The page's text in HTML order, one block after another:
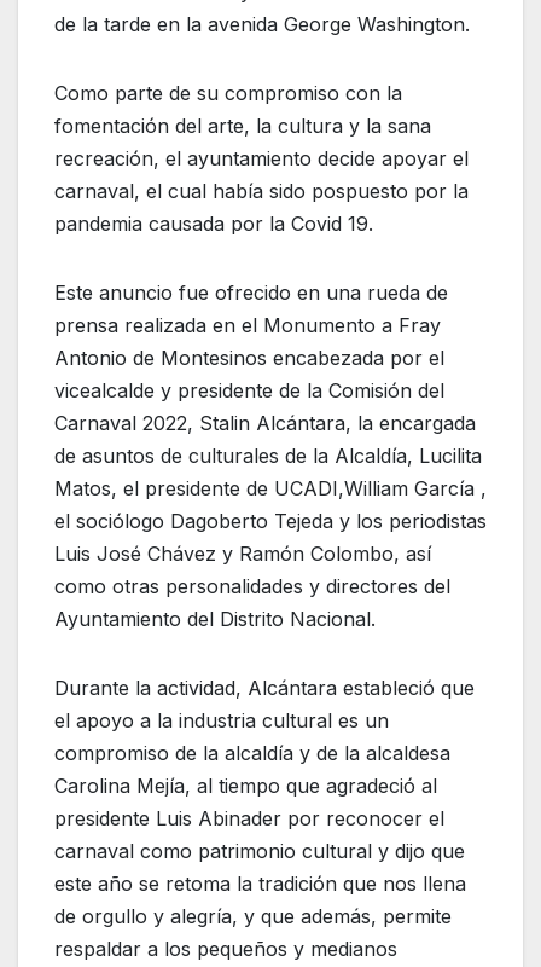
de la tarde en la avenida George Washington.
Como parte de su compromiso con la
fomentación del arte, la cultura y la sana
recreación, el ayuntamiento decide apoyar el
carnaval, el cual había sido pospuesto por la
pandemia causada por la Covid 19.
Este anuncio fue ofrecido en una rueda de
prensa realizada en el Monumento a Fray
Antonio de Montesinos encabezada por el
vicealcalde y presidente de la Comisión del
Carnaval 2022, Stalin Alcántara, la encargada
de asuntos de culturales de la Alcaldía, Lucilita
Matos, el presidente de UCADI,William García ,
el sociólogo Dagoberto Tejeda y los periodistas
Luis José Chávez y Ramón Colombo, así
como otras personalidades y directores del
Ayuntamiento del Distrito Nacional.
Durante la actividad, Alcántara estableció que
el apoyo a la industria cultural es un
compromiso de la alcaldía y de la alcaldesa
Carolina Mejía, al tiempo que agradeció al
presidente Luis Abinader por reconocer el
carnaval como patrimonio cultural y dijo que
este año se retoma la tradición que nos llena
de orgullo y alegría, y que además, permite
respaldar a los pequeños y medianos